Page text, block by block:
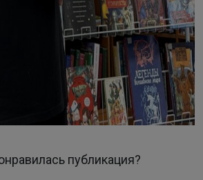
публикация?